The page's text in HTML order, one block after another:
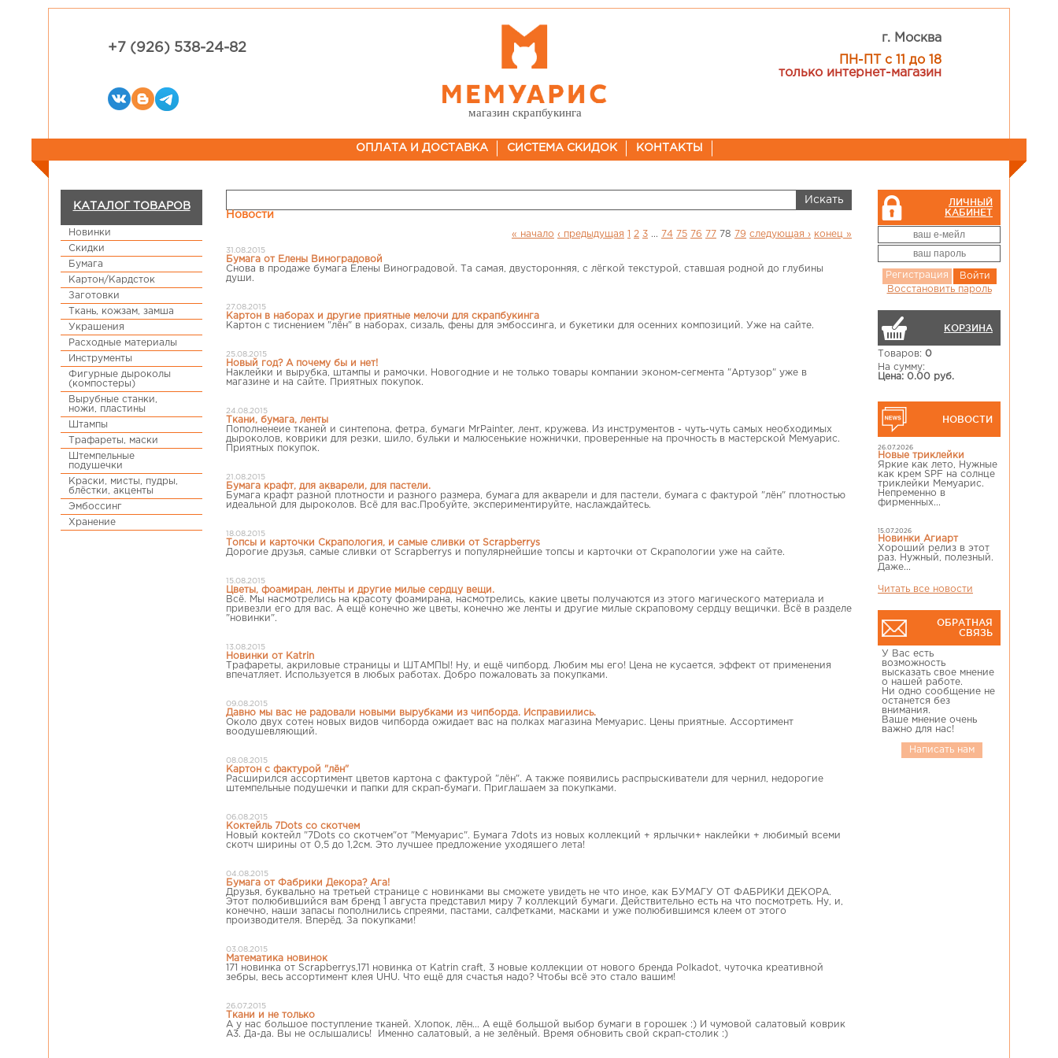
+7 (926) 538-24-82
магазин скрапбукинга
г. Москва
ПН-ПТ с 11 до 18
только интернет-магазин
ОПЛАТА И ДОСТАВКА СИСТЕМА СКИДОК КОНТАКТЫ
КАТАЛОГ ТОВАРОВ
Новинки
Скидки
Бумага
Картон/Кардсток
Заготовки
Ткань, кожзам, замша
Украшения
Расходные материалы
Инструменты
Фигурные дыроколы
(компостеры)
Вырубные станки,
ножи, пластины
Штампы
Трафареты, маски
Штемпельные
подушечки
Краски, мисты, пудры,
блёстки, акценты
Эмбоссинг
Хранение
ЛИЧНЫЙ
КАБИНЕТ
Регистрация
Войти
Восстановить пароль
КОРЗИНА
Товаров: 0
На сумму:
Цена: 0.00 руб.
НОВОСТИ
26.07.2026
Новые триклейки
Яркие как лето, Нужные
как крем SPF на солнце
триклейки Мемуарис.
Непременно в
фирменных...
15.07.2026
Новинки Агиарт
Хороший релиз в этот
раз. Нужный, полезный.
Даже...
Читать все новости
ОБРАТНАЯ
СВЯЗЬ
У Вас есть
возможность
высказать свое мнение
о нашей работе.
Ни одно сообщение не
останется без
внимания.
Ваше мнение очень
важно для нас!
Написать нам
Новости
« начало ‹ предыдущая 1 2 3 ... 74 75 76 77 78 79 следующая › конец »
31.08.2015
Бумага от Елены Виноградовой
Снова в продаже бумага Елены Виноградовой. Та самая, двусторонняя, с лёгкой текстурой, ставшая родной до глубины
души.
27.08.2015
Картон в наборах и другие приятные мелочи для скрапбукинга
Картон с тиснением "лён" в наборах, сизаль, фены для эмбоссинга, и букетики для осенних композиций. Уже на сайте.
25.08.2015
Новый год? А почему бы и нет!
Наклейки и вырубка, штампы и рамочки. Новогодние и не только товары компании эконом-сегмента "Артузор" уже в
магазине и на сайте. Приятных покупок.
24.08.2015
Ткани, бумага, ленты
Пополненеие тканей и синтепона, фетра, бумаги MrPainter, лент, кружева. Из инструментов - чуть-чуть самых необходимых
дыроколов, коврики для резки, шило, бульки и малюсенькие ножнички, проверенные на прочность в мастерской Мемуарис.
Приятных покупок.
21.08.2015
Бумага крафт, для акварели, для пастели.
Бумага крафт разной плотности и разного размера, бумага для акварели и для пастели, бумага с фактурой "лён" плотностью
идеальной для дыроколов. Всё для вас.Пробуйте, экспериментируйте, наслаждайтесь.
18.08.2015
Топсы и карточки Скрапология, и самые сливки от Scrapberrys
Дорогие друзья, самые сливки от Scrapberrys и популярнейшие топсы и карточки от Скрапологии уже на сайте.
15.08.2015
Цветы, фоамиран, ленты и другие милые сердцу вещи.
Всё. Мы насмотрелись на красоту фоамирана, насмотрелись, какие цветы получаются из этого магического материала и
привезли его для вас. А ещё конечно же цветы, конечно же ленты и другие милые скраповому сердцу вещички. Всё в разделе
"новинки".
13.08.2015
Новинки от Katrin
Трафареты, акриловые страницы и ШТАМПЫ! Ну, и ещё чипборд. Любим мы его! Цена не кусается, эффект от применения
впечатляет. Используется в любых работах. Добро пожаловать за покупками.
09.08.2015
Давно мы вас не радовали новыми вырубками из чипборда. Исправиились.
Около двух сотен новых видов чипборда ожидает вас на полках магазина Мемуарис. Цены приятные. Ассортимент
воодушевляющий.
08.08.2015
Картон с фактурой "лён"
Расширился ассортимент цветов картона с фактурой "лён". А также появились распрыскиватели для чернил, недорогие
штемпельные подушечки и папки для скрап-бумаги. Приглашаем за покупками.
06.08.2015
Коктейль 7Dots со скотчем
Новый коктейл "7Dots со скотчем"от "Мемуарис". Бумага 7dots из новых коллекций + ярлычки+ наклейки + любимый всеми
скотч ширины от 0,5 до 1,2см. Это лучшее предложение уходяшего лета!
04.08.2015
Бумага от Фабрики Декора? Ага!
Друзья, буквально на третьей странице с новинками вы сможете увидеть не что иное, как БУМАГУ ОТ ФАБРИКИ ДЕКОРА.
Этот полюбившийся вам бренд 1 августа представил миру 7 коллекций бумаги. Действительно есть на что посмотреть. Ну, и,
конечно, наши запасы пополнились спреями, пастами, салфетками, масками и уже полюбившимся клеем от этого
производителя. Вперёд. За покупками!
03.08.2015
Математика новинок
171 новинка от Scrapberrys,171 новинка от Katrin craft, 3 новые коллекции от нового бренда Polkadot, чуточка креативной
зебры, весь ассортимент клея UHU. Что ещё для счастья надо? Чтобы всё это стало вашим!
26.07.2015
Ткани и не только
А у нас большое поступление тканей. Хлопок, лён... А ещё большой выбор бумаги в горошек :) И чумовой салатовый коврик
А3. Да-да. Вы не ослышались! Именно салатовый, а не зелёный. Время обновить свой скрап-столик :)